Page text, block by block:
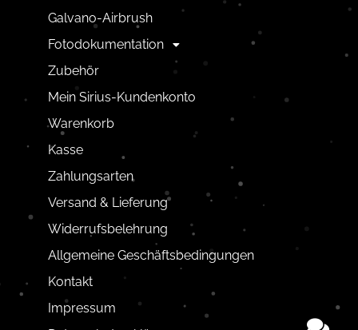
Galvano-Airbrush
Fotodokumentation
Zubehör
Mein Sirius-Kundenkonto
Warenkorb
Kasse
Zahlungsarten
Versand & Lieferung
Widerrufsbelehrung
Allgemeine Geschäftsbedingungen
Kontakt
Impressum